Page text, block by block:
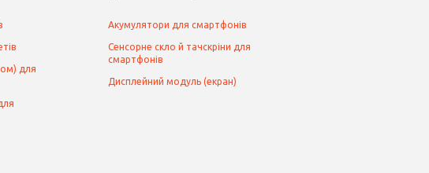
для
Акумулятори для смартфонів
Сенсорне скло й тачскріни для
смартфонів
Дисплейний модуль (екран)